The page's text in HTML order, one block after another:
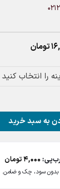
تومان
through
445,000تومان
عدد
به سبد خرید
4,000تومان